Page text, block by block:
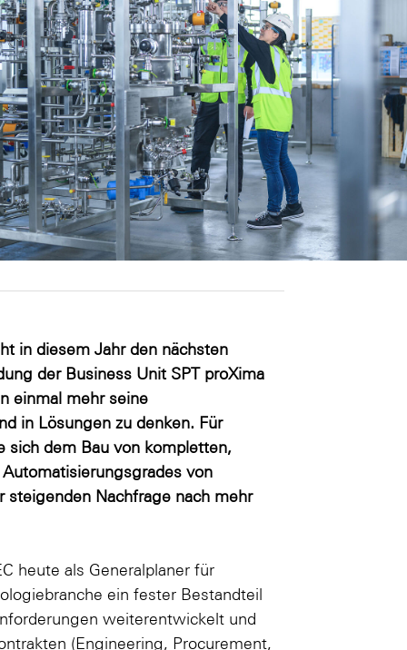
in diesem Jahr den nächsten
der Business Unit SPT proXima
einmal mehr seine
in Lösungen zu denken. Für
sich dem Bau von kompletten,
von
Nachfrage nach mehr
heute als Generalplaner für
ein fester Bestandteil
weiterentwickelt und
(Engineering, Procurement,